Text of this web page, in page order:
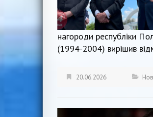
нагороди республіки
(1994-2004) вирішив
20.06.2026